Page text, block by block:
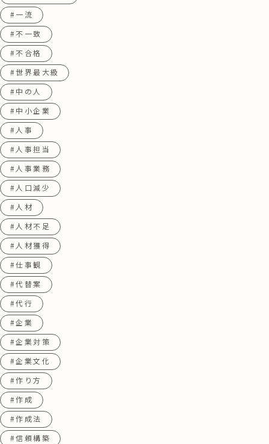
#一流
#不一致
#不合格
#世界最大級
#中の人
#中小企業
#人事
#人事担当
#人事業務
#人口減少
#人材
#人材不足
#人材獲得
#仕事観
#代替案
#代行
#企業
#企業対策
#企業文化
#作り方
#作成
#作成法
#信頼構築